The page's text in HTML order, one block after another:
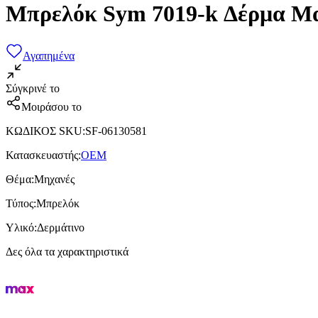
Μπρελόκ Sym 7019-k Δέρμα
Αγαπημένα
Σύγκρινέ το
Μοιράσου το
ΚΩΔΙΚΟΣ SKU:SF-06130581
Κατασκευαστής:OEM
Θέμα:Μηχανές
Τύπος:Μπρελόκ
Υλικό:Δερμάτινο
Δες όλα τα χαρακτηριστικά